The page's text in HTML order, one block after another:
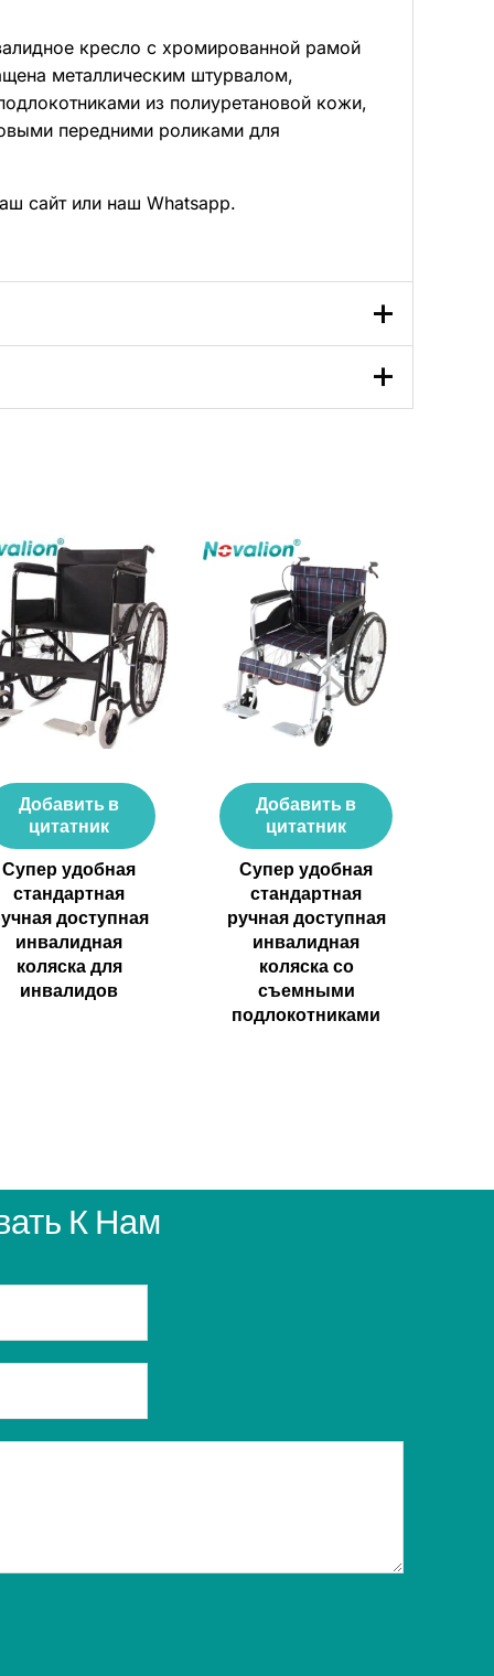
кресло с хромированной рамой
металлическим штурвалом,
из полиуретановой кожи,
передними роликами для
сайтили наш Whatsapp.
ног
кожи
- 30% ниже, чем у аналогов при том же
цепочки поставок
право на дополнительные скидки.
на складе, доставляются в течение 7-
около 3 недель в связи с процессами
иметь немного больший срок
в зависимости от деталей вашего
CE, тщательное тестирование на
материалов, таких как
гарантия 1-2 года от
надежности.
Добавить в
цитатник
Супер удобная
стандартная
доступная
инвалидная
коляска для
инвалидов
Добавить в
цитатник
Супер удобная
стандартная
ручная доступная
инвалидная
коляска со
съемными
подлокотниками
К Нам